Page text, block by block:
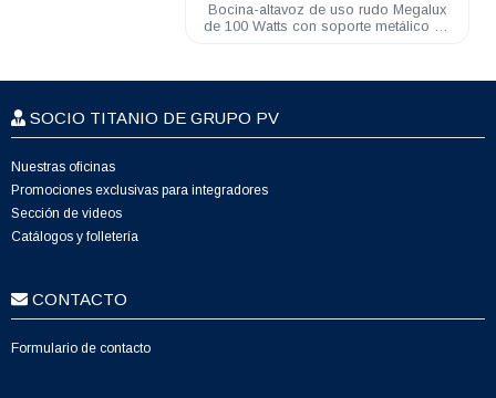
Bocina-altavoz de uso rudo Megalux
de 100 Watts con soporte metálico de
SOCIO TITANIO DE GRUPO PV
Nuestras oficinas
Promociones exclusivas para integradores
Sección de videos
Catálogos y folletería
CONTACTO
Formulario de contacto